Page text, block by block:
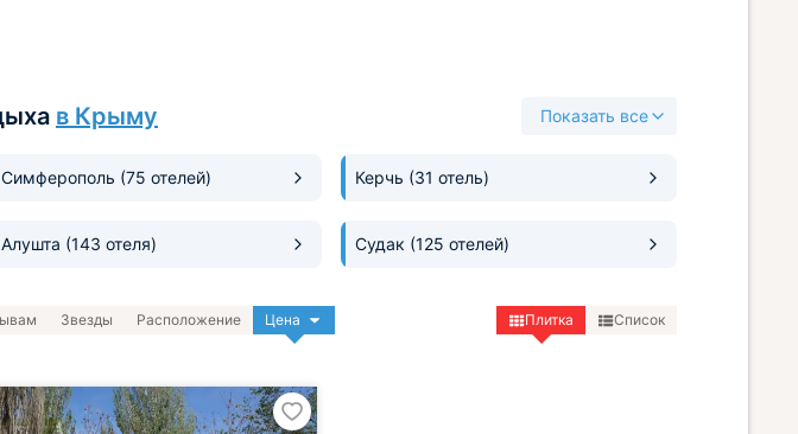
в Крыму Показать все
Симферополь (75 отелей) Керчь (31 отель)
Алушта (143 отеля) Судак (125 отелей)
Звезды Расположение Цена Плитка Список